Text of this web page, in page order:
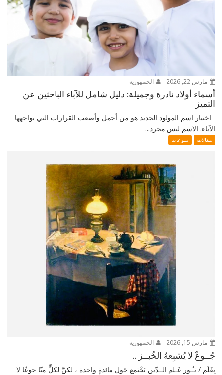
مارس 22, 2026 الجمهورية
أسماء أولاد نادرة وجميلة: دليل شامل للآباء الباحثين عن
التميز
اختيار اسم المولود الجديد هو من أجمل وأصعب القرارات التي يواجهها
الآباء. الاسم ليس مجرد...
مقالات منوعات
مارس 15, 2026 الجمهورية
جُــوعٌ لا يُشبِعهُ الخُبــز ..
بِقَلَم / نـُـور عَـلم الــدّين نَجْتمع حَول مائدةٍ واحدة ، لكنَّ لكلٍّ منّا جوعًا لا